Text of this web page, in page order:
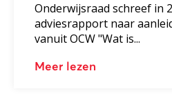
Onderwijsraad schreef in
adviesrapport naar
vanuit OCW "Wat is...
Meer lezen